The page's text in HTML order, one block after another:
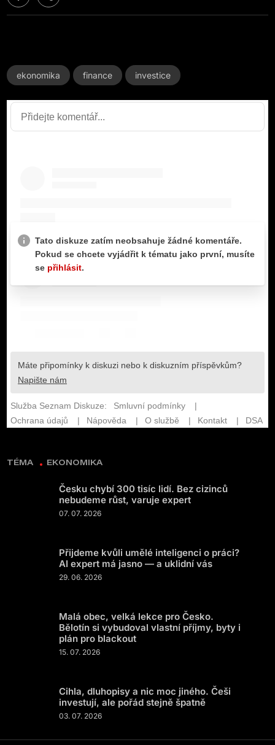
ekonomika finance investice
TÉMA EKONOMIKA
Česku chybí 300 tisíc lidí. Bez cizinců
nebudeme růst, varuje expert
07. 07. 2026
Přijdeme kvůli umělé inteligenci o práci?
AI expert má jasno — a uklidní vás
29. 06. 2026
Malá obec, velká lekce pro Česko.
Bělotín si vybudoval vlastní příjmy, byty i
plán pro blackout
15. 07. 2026
Cihla, dluhopisy a nic moc jiného. Češi
investují, ale pořád stejně špatně
03. 07. 2026